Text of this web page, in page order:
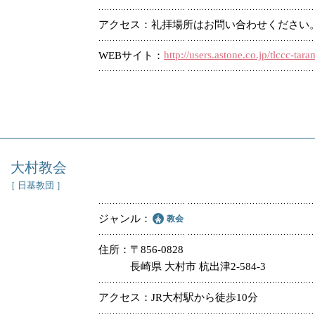
アクセス 礼拝場所はお問い合わせください。
WEBサイト http://users.astone.co.jp/tlccc-
大村教会
［ 日基教団 ］
ジャンル 教会
住所
〒856-0828
長崎県 大村市 杭出津2-584-3
アクセス JR大村駅から徒歩10分